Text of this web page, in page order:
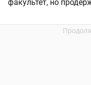
факультет, но